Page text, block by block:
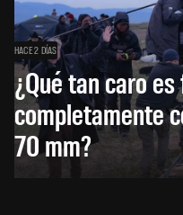
HACE 2 DÍAS
¿Qué tan caro
completamente
70 mm?